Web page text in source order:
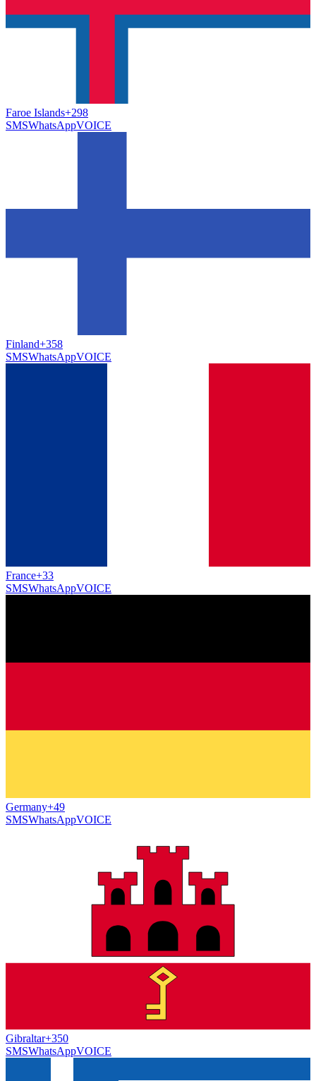
Faroe Islands+298
SMSWhatsAppVOICE
Finland+358
SMSWhatsAppVOICE
France+33
SMSWhatsAppVOICE
Germany+49
SMSWhatsAppVOICE
Gibraltar+350
SMSWhatsAppVOICE